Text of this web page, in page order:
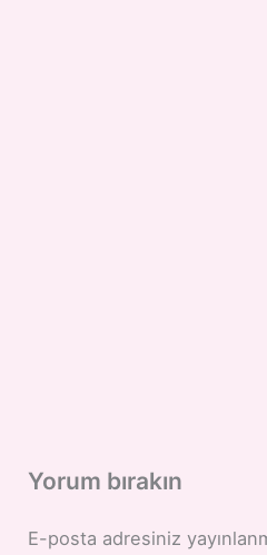
Yorum bırakın
E-posta adresiniz